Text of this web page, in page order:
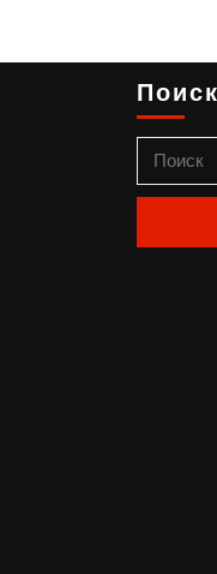
Поиск